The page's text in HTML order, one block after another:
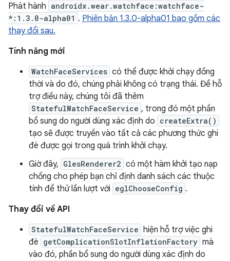
Phát hành androidx.wear.watchface:watchface-
*:1.3.0-alpha01 . Phiên bản 1.3.0-alpha01 bao gồm các
thay đổi sau.
Tính năng mới
WatchFaceServices có thể được khởi chạy đồng
thời và do đó, chúng phải không có trạng thái. Để hỗ
trợ điều này, chúng tôi đã thêm
StatefulWatchFaceService , trong đó một phần
bổ sung do người dùng xác định do createExtra()
tạo sẽ được truyền vào tất cả các phương thức ghi
đè được gọi trong quá trình khởi chạy.
Giờ đây, GlesRenderer2 có một hàm khởi tạo nạp
chồng cho phép bạn chỉ định danh sách các thuộc
tính để thử lần lượt với eglChooseConfig .
Thay đổi về API
StatefulWatchFaceService hiện hỗ trợ việc ghi
đè getComplicationSlotInflationFactory mà
vào đó, phần bổ sung do người dùng xác định do